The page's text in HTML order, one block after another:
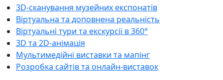
3D-cканування музейних експонатів
Віртуальна та доповнена реальність
Віртуальні тури та екскурсії в 360°
3D та 2D-анімація
Мультимедійні виставки та мапінг
Розробка сайтів та онлайн-виставок